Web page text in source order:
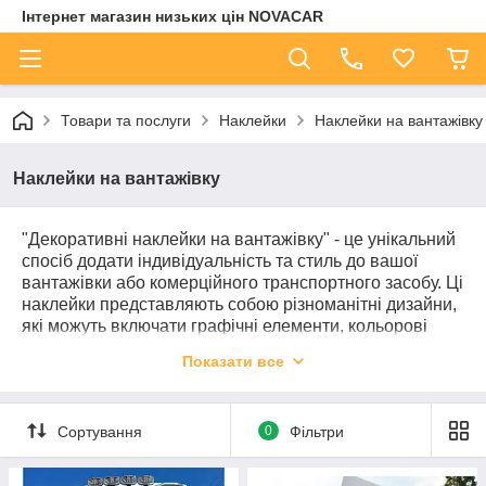
Інтернет магазин низьких цін NOVACAR
Товари та послуги Наклейки Наклейки на вантажівку
Наклейки на вантажівку
"Декоративні наклейки на вантажівку" - це унікальний
спосіб додати індивідуальність та стиль до вашої
вантажівки або комерційного транспортного засобу. Ці
наклейки представляють собою різноманітні дизайни,
які можуть включати графічні елементи, кольорові
Індивідуальний стиль:Ви можете вибрати
дизайн, який відповідає вашим уподобанням і
Реклама та брендування:
Якщо ви
Показати все
Сортування 0 Фільтри